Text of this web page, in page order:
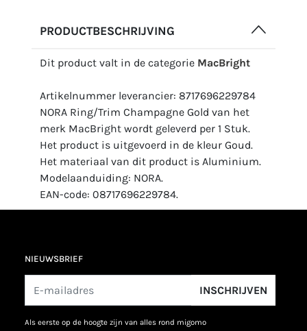
PRODUCTBESCHRIJVING
Dit product valt in de categorie MacBright
Artikelnummer leverancier: 8717696229784
NORA Ring/Trim Champagne Gold van het
merk MacBright wordt geleverd per 1 Stuk.
Het product is uitgevoerd in de kleur Goud.
Het materiaal van dit product is Aluminium.
Modelaanduiding: NORA.
EAN-code: 08717696229784.
NIEUWSBRIEF
INSCHRIJVEN
als eerste op de hoogte zijn van alles rond migomo